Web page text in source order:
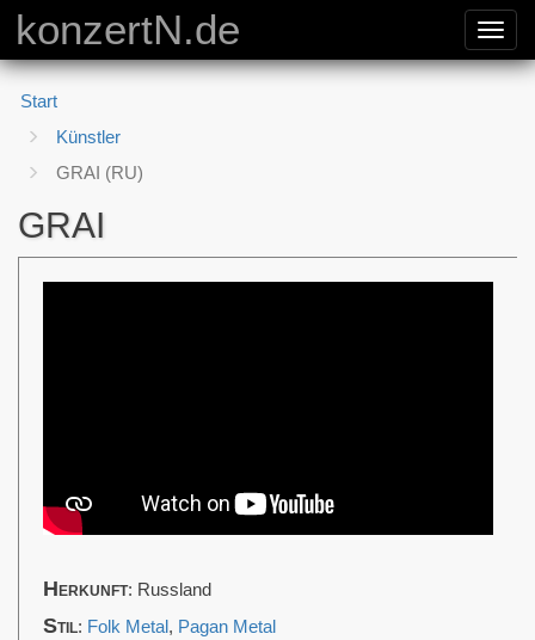
konzertN.de
Start
Künstler
GRAI (RU)
GRAI
Herkunft: Russland
Stil: Folk Metal , Pagan Metal